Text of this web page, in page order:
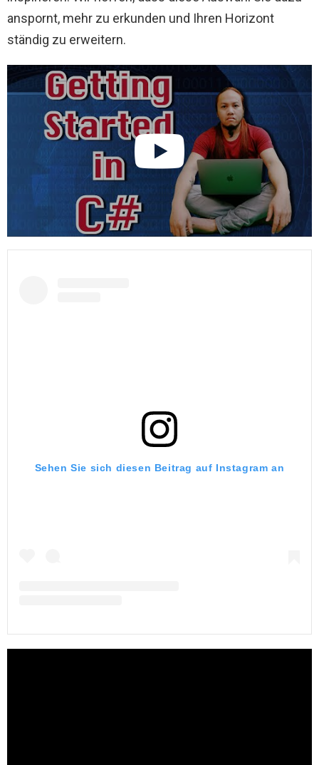
anspornt, mehr zu erkunden und Ihren Horizont
ständig zu erweitern.
Sehen Sie sich diesen Beitrag auf Instagram an